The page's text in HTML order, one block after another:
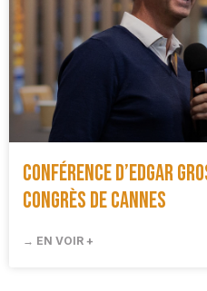
Conférence d’Edgar
Congrès de Cannes
→ EN VOIR +